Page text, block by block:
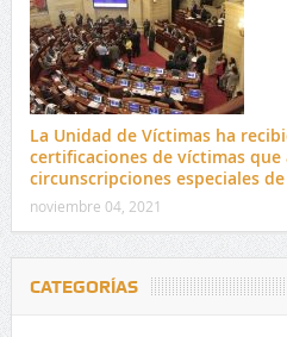
La Unidad de Víctimas ha
certificaciones de víctimas que
circunscripciones especiales
noviembre 04, 2021
CATEGORÍAS